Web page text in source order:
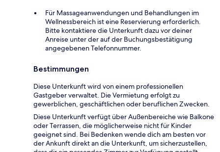
Für Massageanwendungen und Behandlungen im
Wellnessbereich ist eine Reservierung erforderlich.
Bitte kontaktiere die Unterkunft dazu vor deiner
Anreise unter der auf der Buchungsbestätigung
angegebenen Telefonnummer.
Bestimmungen
Diese Unterkunft wird von einem professionellen
Gastgeber verwaltet. Die Vermietung erfolgt zu
gewerblichen, geschäftlichen oder beruflichen Zwecken.
Diese Unterkunft verfügt über Außenbereiche wie Balkone
oder Terrassen, die möglicherweise nicht für Kinder
geeignet sind. Bei Bedenken wende dich am besten vor
der Ankunft direkt an die Unterkunft, um sicherzustellen,